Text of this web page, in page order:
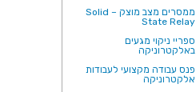
ממסרים מצב מוצק – Solid
State Relay
ספריי ניקוי מגעים
באלקטרוניקה
פנס עבודה מקצועי לעבודות
אלקטרוניקה